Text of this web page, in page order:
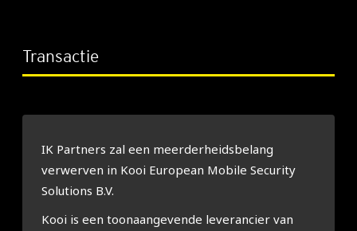
Transactie
IK Partners zal een meerderheidsbelang
verwerven in Kooi European Mobile Security
Solutions B.V.
Kooi is een toonaangevende leverancier van